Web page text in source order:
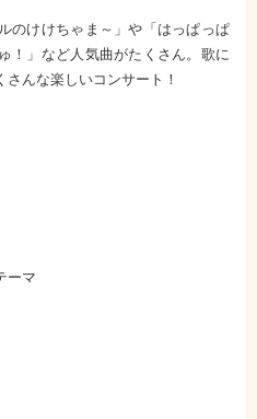
のけけちゃま～」や「はっぱっぱ
！」など人気曲がたくさん。歌に
んな楽しいコンサート！
ーマ